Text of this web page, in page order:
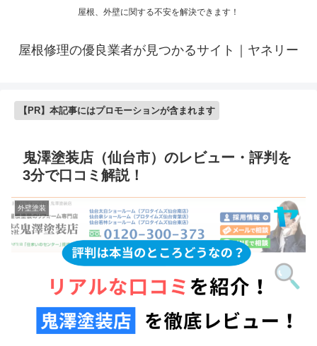
屋根、外壁に関する不安を解決できます！
屋根修理の優良業者が見つかるサイト｜ヤネリー
【PR】本記事にはプロモーションが含まれます
鬼澤塗装店（仙台市）のレビュー・評判を
3分で口コミ解説！
外壁塗装